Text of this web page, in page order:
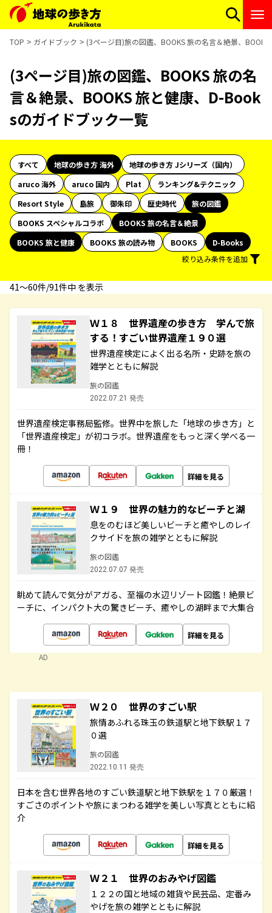
TOP ガイドブック (3ページ目)旅の図鑑、BOOKS 旅の名言＆絶景、
(3ページ目)旅の図鑑、BOOKS 旅の名
言＆絶景、BOOKS 旅と健康、D-Book
sのガイドブック一覧
すべて 地球の歩き方 海外
地球の歩き方 Jシリーズ（国内）
aruco 海外
aruco 国内 Plat
ランキング&テクニック
Resort Style
島旅 御朱印 歴史時代
旅の図鑑
BOOKS スペシャルコラボ
BOOKS 旅の名言＆絶景
BOOKS 旅と健康
BOOKS 旅の読み物 BOOKS
D-Books
絞り込み条件を追加
41〜60件/91件中 を表示
Ｗ１８ 世界遺産の歩き方 学んで旅
する！すごい世界遺産１９０選
世界遺産検定によく出る名所・史跡を旅の
雑学とともに解説
旅の図鑑
2022.07.21 発売
世界遺産検定事務局監修。世界中を旅した「地球の歩き方」と
「世界遺産検定」が初コラボ。世界遺産をもっと深く学べる一
冊！
詳細を見る
Ｗ１９ 世界の魅力的なビーチと湖
息をのむほど美しいビーチと癒やしのレイ
クサイドを旅の雑学とともに解説
旅の図鑑
2022.07.07 発売
眺めて読んで気分がアガる、至福の水辺リゾート図鑑！絶景ビ
ーチに、インパクト大の驚きビーチ、癒やしの湖畔まで大集合
詳細を見る
AD
Ｗ２０ 世界のすごい駅
旅情あふれる珠玉の鉄道駅と地下鉄駅１７
０選
旅の図鑑
2022.10.11 発売
日本を含む世界各地のすごい鉄道駅と地下鉄駅を１７０厳選！
すごさのポイントや旅にまつわる雑学を美しい写真とともに紹
介
詳細を見る
Ｗ２１ 世界のおみやげ図鑑
１２２の国と地域の雑貨や民芸品、定番み
やげを旅の雑学とともに解説